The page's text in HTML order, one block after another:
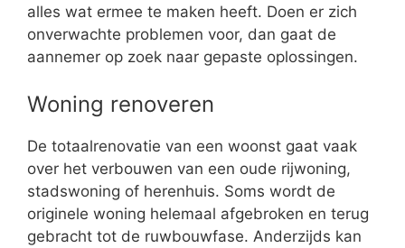
alles wat ermee te maken heeft. Doen er zich
onverwachte problemen voor, dan gaat de
aannemer op zoek naar gepaste oplossingen.
Woning renoveren
De totaalrenovatie van een woonst gaat vaak
over het verbouwen van een oude rijwoning,
stadswoning of herenhuis. Soms wordt de
originele woning helemaal afgebroken en terug
gebracht tot de ruwbouwfase. Anderzijds kan